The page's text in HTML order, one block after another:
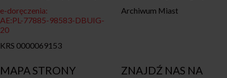
MAPA STRONY
e-doręczenia:
AE:PL-77885-98583-DBUIG-
20
KRS 0000069153
Archiwum Miast
ZNAJDŹ NAS NA